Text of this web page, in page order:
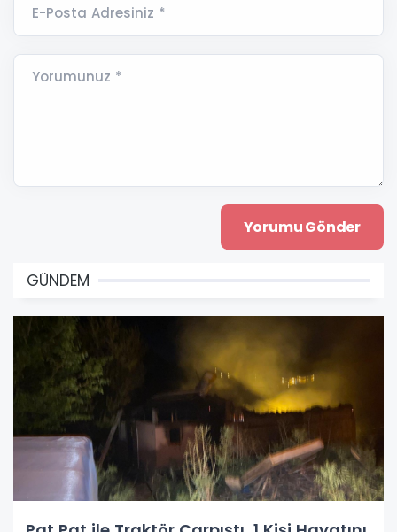
E-Posta Adresiniz *
Yorumunuz *
GÜNDEM